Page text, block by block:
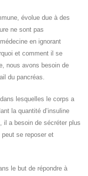
évolue due à des
ne sont pas
en ignorant
et comment il se
nous avons besoin de
du pancréas.
lesquelles le corps a
la quantité d’insuline
il a besoin de sécréter plus
se reposer et
le but de répondre à